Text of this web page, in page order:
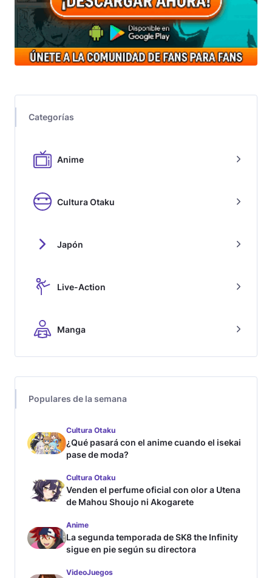
Categorías
Anime
Cultura Otaku
Japón
Live-Action
Manga
Populares de la semana
Cultura Otaku
¿Qué pasará con el anime cuando el isekai
pase de moda?
Cultura Otaku
Venden el perfume oficial con olor a Utena
de Mahou Shoujo ni Akogarete
Anime
La segunda temporada de SK8 the Infinity
sigue en pie según su directora
VideoJuegos